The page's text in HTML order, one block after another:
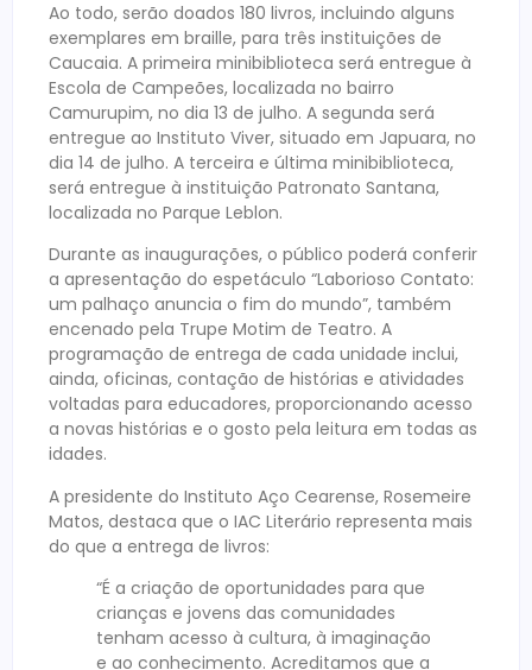
Ao todo, serão doados 180 livros, incluindo alguns
exemplares em braille, para três instituições de
Caucaia. A primeira minibiblioteca será entregue à
Escola de Campeões, localizada no bairro
Camurupim, no dia 13 de julho. A segunda será
entregue ao Instituto Viver, situado em Japuara, no
dia 14 de julho. A terceira e última minibiblioteca,
será entregue à instituição Patronato Santana,
localizada no Parque Leblon.
Durante as inaugurações, o público poderá conferir
a apresentação do espetáculo “Laborioso Contato:
um palhaço anuncia o fim do mundo”, também
encenado pela Trupe Motim de Teatro. A
programação de entrega de cada unidade inclui,
ainda, oficinas, contação de histórias e atividades
voltadas para educadores, proporcionando acesso
a novas histórias e o gosto pela leitura em todas as
idades.
A presidente do Instituto Aço Cearense, Rosemeire
Matos, destaca que o IAC Literário representa mais
do que a entrega de livros:
“É a criação de oportunidades para que
crianças e jovens das comunidades
tenham acesso à cultura, à imaginação
e ao conhecimento. Acreditamos que a